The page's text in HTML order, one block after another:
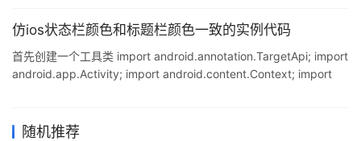
NSUserDefaults.standardUserDefaults() //本地操作所需 然后根
果是记住密码,那么需要取出需要记住的密码,并且为这两个TextField
赋值
仿ios状态栏颜色和标题栏颜色一致的实例代码
首先创建一个工具类 import android.annotation.TargetApi; import
android.app.Activity; import android.content.Context; import
android.view.View; import android.view.ViewGroup; public clas
随机推荐